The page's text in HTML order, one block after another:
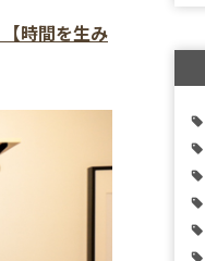
時間を生み